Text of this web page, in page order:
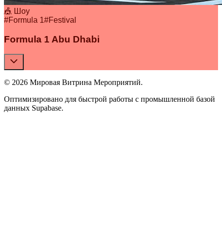
🎪 Шоу
#Formula 1#Festival
Formula 1 Abu Dhabi
© 2026 Мировая Витрина Мероприятий.
Оптимизировано для быстрой работы с промышленной базой
данных Supabase.